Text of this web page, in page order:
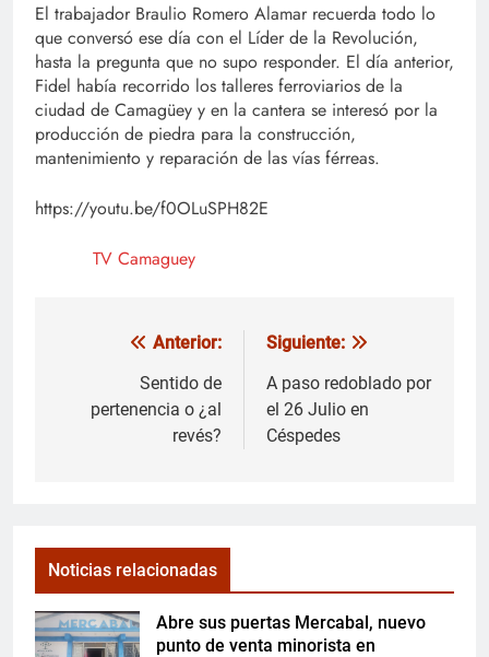
El trabajador Braulio Romero Alamar recuerda todo lo
que conversó ese día con el Líder de la Revolución,
hasta la pregunta que no supo responder. El día anterior,
Fidel había recorrido los talleres ferroviarios de la
ciudad de Camagüey y en la cantera se interesó por la
producción de piedra para la construcción,
mantenimiento y reparación de las vías férreas.
https://youtu.be/f0OLuSPH82E
TV Camaguey
Navegación
entradas
Anterior:
Sentido de
pertenencia o ¿al
revés?
Siguiente:
A paso redoblado por
el 26 Julio en
Céspedes
Noticias relacionadas
Abre sus puertas Mercabal, nuevo
punto de venta minorista en